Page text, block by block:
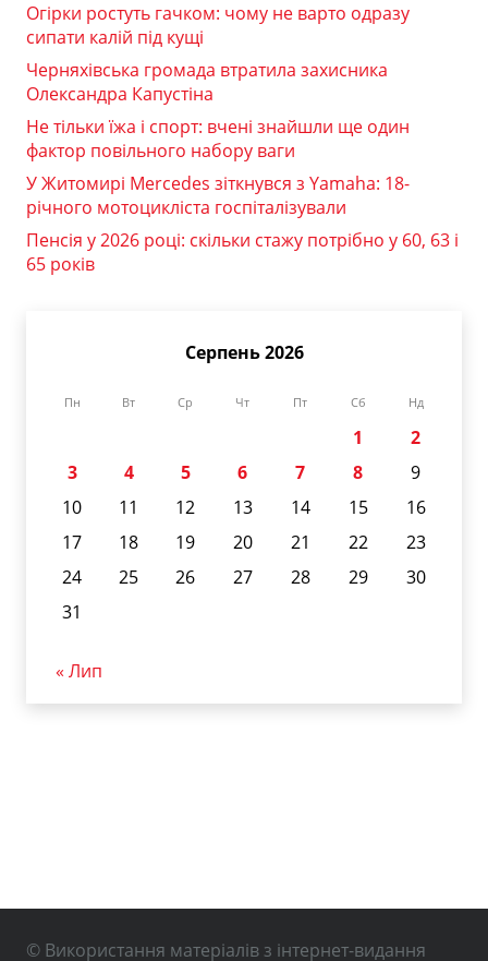
Огірки ростуть гачком: чому не варто одразу
сипати калій під кущі
Черняхівська громада втратила захисника
Олександра Капустіна
Не тільки їжа і спорт: вчені знайшли ще один
фактор повільного набору ваги
У Житомирі Mercedes зіткнувся з Yamaha: 18-
річного мотоцикліста госпіталізували
Пенсія у 2026 році: скільки стажу потрібно у 60, 63 і
65 років
Серпень 2026
Пн Вт Ср Чт Пт Сб Нд
1
2
3
4 5 6 7 8
9
10
11 12 13 14 15
16
17
18 19 20 21 22
23
24
25 26 27 28 29
30
31
« Лип
© Використання матеріалів з інтернет-видання